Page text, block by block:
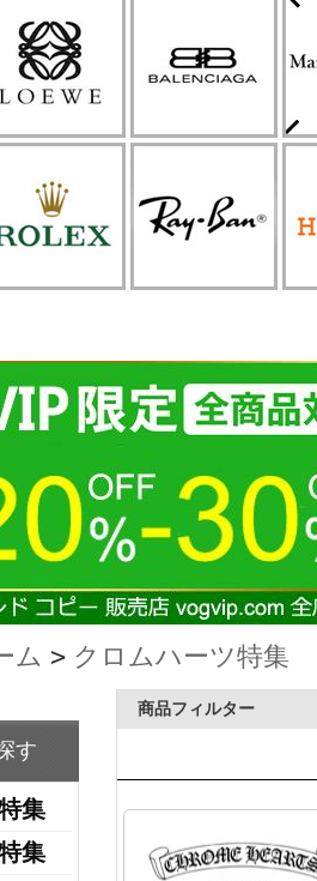
ム > クロムハーツ特集
す
集
集
商品フィルター